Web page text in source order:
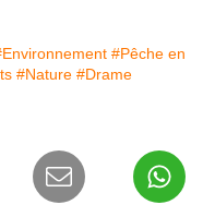
#Pêche en
#Nature #Drame